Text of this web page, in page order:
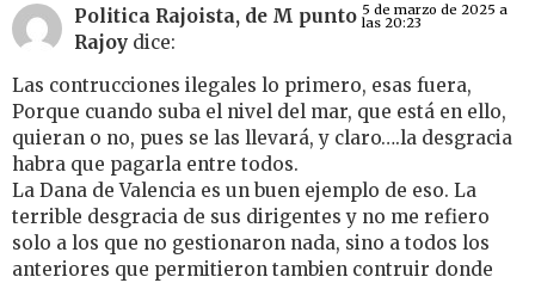
Politica Rajoista, de M punto
Rajoy dice:
5 de marzo de 2025 a
las 20:23
Las contrucciones ilegales lo primero, esas fuera,
Porque cuando suba el nivel del mar, que está en ello,
quieran o no, pues se las llevará, y claro….la desgracia
habra que pagarla entre todos.
La Dana de Valencia es un buen ejemplo de eso. La
terrible desgracia de sus dirigentes y no me refiero
solo a los que no gestionaron nada, sino a todos los
anteriores que permitieron tambien contruir donde